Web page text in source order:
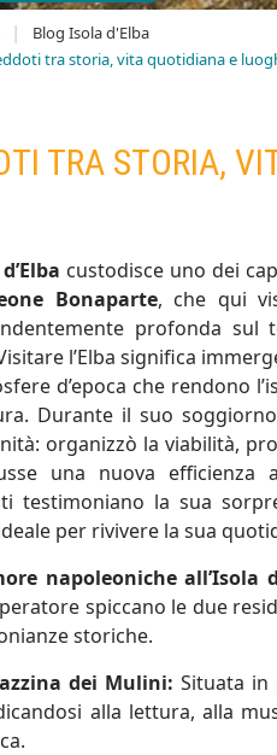
Blog Isola d'Elba
tra storia, vita quotidiana e
TRA STORIA,
custodisce uno dei
Bonaparte, che qui
profonda
l’Elba significa
d’epoca che rendono
Durante il suo
organizzò la viabilità,
una nuova efficienza
testimoniano la sua
per rivivere la sua
napoleoniche all’Isola
spiccano le due
storiche.
dei Mulini: Situata in
alla lettura, alla